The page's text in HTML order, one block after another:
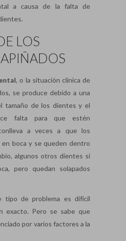
a causa de la falta de
LOS
, o la situación clínica de
se produce debido a una
tamaño de los dientes y el
falta para que estén
a veces a que los
boca y se queden dentro
algunos otros dientes sí
pero quedan solapados
tipo de problema es difícil
exacto. Pero se sabe que
por varios factores a la